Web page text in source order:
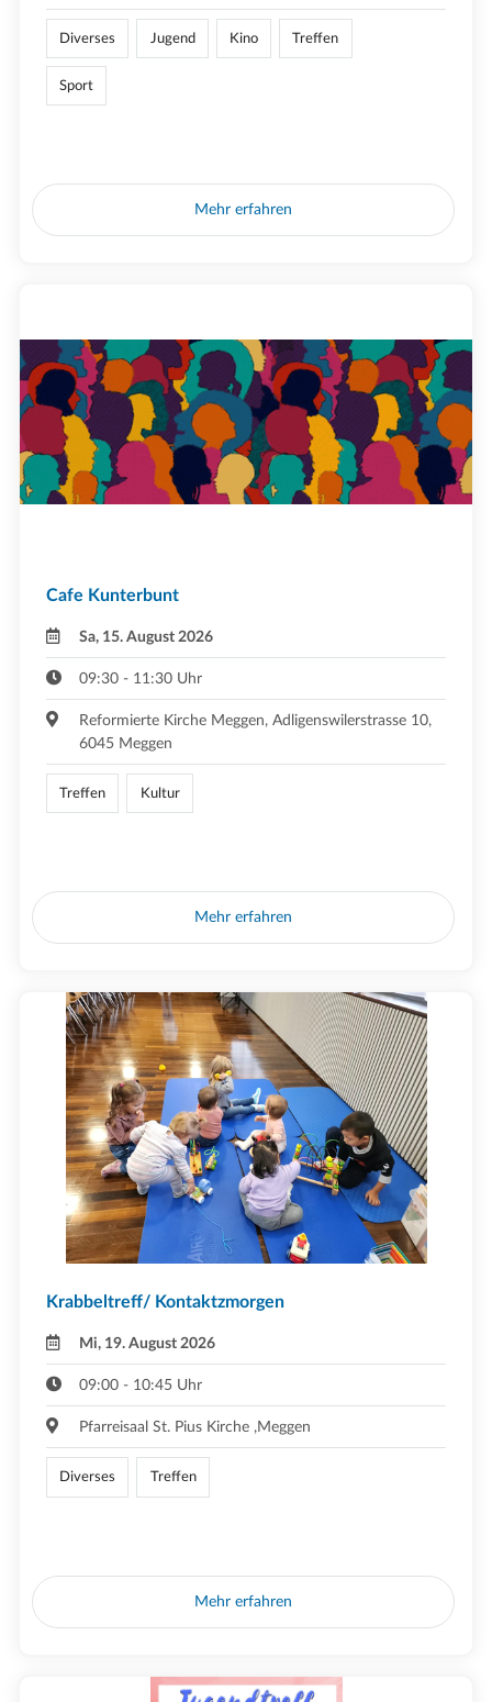
Diverses Jugend Kino Treffen
Sport
Mehr erfahren
Cafe Kunterbunt
Sa, 15. August 2026
09:30 - 11:30 Uhr
Reformierte Kirche Meggen, Adligenswilerstrasse 10,
6045 Meggen
Treffen Kultur
Mehr erfahren
Krabbeltreff/ Kontaktzmorgen
Mi, 19. August 2026
09:00 - 10:45 Uhr
Pfarreisaal St. Pius Kirche ,Meggen
Diverses Treffen
Mehr erfahren